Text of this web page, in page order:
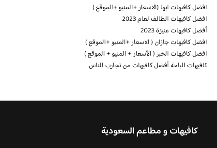
افضل كافيهات ابها (الاسعار +المنيو +الموقع )
افضل كافيهات الطائف لعام 2023
أفضل كافيهات عنيزة 2023
افضل كافيهات جازان ( الاسعار +المنيو +الموقع )
افضل كافيهات الخبر ( الأسعار + المنيو + الموقع )
كافيهات الباحة أفضل كافيهات من تجارب الناس
كافيهات و مطاعم السعودية